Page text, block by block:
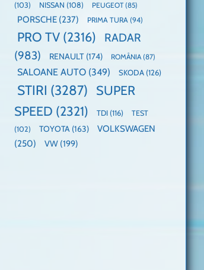
(103)
NISSAN (108) PEUGEOT(85)
PORSCHE (237) PRIMA TURA (94)
PRO TV (2316)
RADAR
(983)
RENAULT (174) ROMÂNIA(87)
SALOANE AUTO (349) SKODA (126)
STIRI (3287)
SUPER
SPEED (2321) TDI (116)
TEST
(102)
TOYOTA (163)
VOLKSWAGEN
(250)
VW (199)